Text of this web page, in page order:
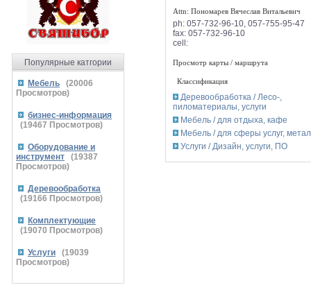
Популярные катгории
Мебель (20006
Просмотров)
бизнес-информация
(19467 Просмотров)
Оборудование и
инструмент
(19387
Просмотров)
Деревообработка
(19166 Просмотров)
Комплектующие
(19070 Просмотров)
Услуги (19039
Просмотров)
Attn: Пономарев Вячеслав Витальевич
ph: 057-732-96-10, 057-755-95-47
fax: 057-732-96-10
cell:
Просмотр карты / маршрута
Классификация
Деревообработка / Лесо-,
пиломатериалы, услуги
Мебель / для отдыха, кафе
Мебель / для сферы услуг,
Услуги / Дизайн, услуги, ПО